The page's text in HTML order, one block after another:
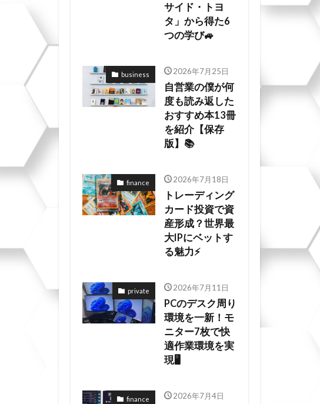
サイド・トヨ
タ」から得た6
つの学び🚙
business 2026年7月25日
自営業の僕が何
度も読み返した
おすすめ本13冊
を紹介【保存
版】📚
finance 2026年7月18日
トレーディング
カード投資で資
産形成？世界最
大IPにベットす
る魅力⚡
private 2026年7月11日
PCのデスク周り
環境を一新！モ
ニター7枚で快
適作業環境を実
現🖥️
finance 2026年7月4日